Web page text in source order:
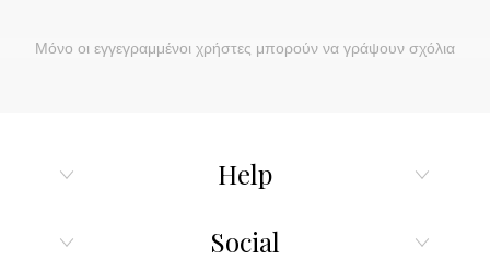
Μόνο οι εγγεγραμμένοι χρήστες μπορούν να γράψουν σχόλια
Help
Social